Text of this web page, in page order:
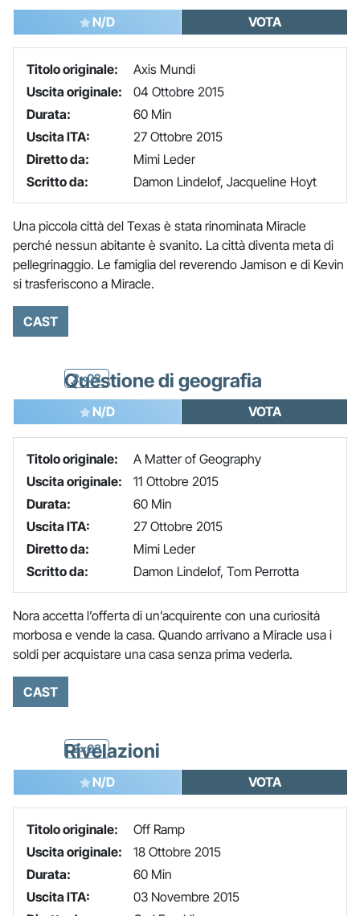
N/D VOTA
Titolo originale:
Axis Mundi
Uscita originale:
04 Ottobre 2015
Durata:
60 Min
Uscita ITA:
27 Ottobre 2015
Diretto da:
Mimi Leder
Scritto da:
Damon Lindelof, Jacqueline Hoyt
Una piccola città del Texas è stata rinominata Miracle
perché nessun abitante è svanito. La città diventa meta di
pellegrinaggio. Le famiglia del reverendo Jamison e di Kevin
si trasferiscono a Miracle.
CAST
2x02
Questione di geografia
N/D VOTA
Titolo originale:
A Matter of Geography
Uscita originale:
11 Ottobre 2015
Durata:
60 Min
Uscita ITA:
27 Ottobre 2015
Diretto da:
Mimi Leder
Scritto da:
Damon Lindelof, Tom Perrotta
Nora accetta l’offerta di un’acquirente con una curiosità
morbosa e vende la casa. Quando arrivano a Miracle usa i
soldi per acquistare una casa senza prima vederla.
CAST
2x03
Rivelazioni
N/D VOTA
Titolo originale:
Off Ramp
Uscita originale:
18 Ottobre 2015
Durata:
60 Min
Uscita ITA:
03 Novembre 2015